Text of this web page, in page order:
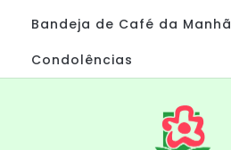
Bandeja de Café da Manhã
Condolências